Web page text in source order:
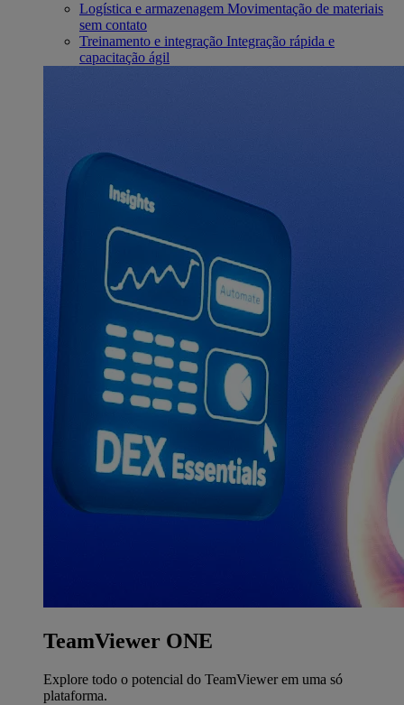
Logística e armazenagem Movimentação de materiais
sem contato
Treinamento e integração Integração rápida e
capacitação ágil
TeamViewer ONE
Explore todo o potencial do TeamViewer em uma só
plataforma.